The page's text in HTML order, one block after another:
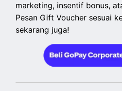
marketing, insentif bonus,
Pesan Gift Voucher sesuai
sekarang juga!